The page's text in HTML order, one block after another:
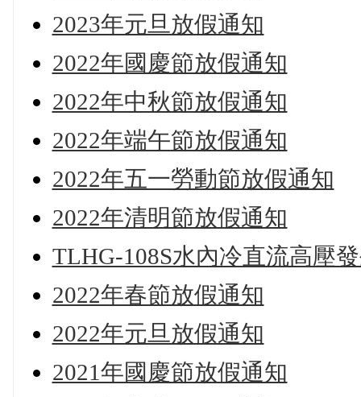
2023年元旦放假通知
2022年國慶節放假通知
2022年中秋節放假通知
2022年端午節放假通知
2022年五一勞動節放假通知
2022年清明節放假通知
TLHG-108S水內冷直流高壓
2022年春節放假通知
2022年元旦放假通知
2021年國慶節放假通知